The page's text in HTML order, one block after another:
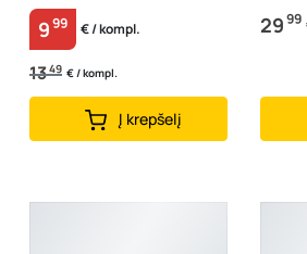
999 € / kompl.
1349 € / kompl.
Į krepšelį
spalva,
2999